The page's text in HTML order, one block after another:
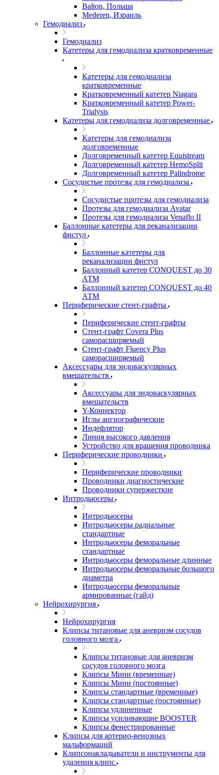
Balton, Польша
Mederen, Израиль
Гемодиализ
Гемодиализ
Катетеры для гемодиализа кратковременные
Катетеры для гемодиализа
кратковременные
Кратковременный катетер Niagara
Кратковременный катетер Power-
Trialysis
Катетеры для гемодиализа долговременные
Катетеры для гемодиализа
долговременные
Долговременный катетер Equistream
Долговременный катетер HemoSplit
Долговременный катетер Palindrome
Сосудистые протезы для гемодиализа
Сосудистые протезы для гемодиализа
Протезы для гемодиализа Avatar
Протезы для гемодиализа Venaflo II
Баллонные катетеры для реканализации
фистул
Баллонные катетеры для
реканализации фистул
Баллонный катетер CONQUEST до 30
АТМ
Баллонный катетер CONQUEST до 40
АТМ
Периферические стент-графты
Периферические стент-графты
Стент-графт Covera Plus
саморасширяемый
Стент-графт Fluency Plus
саморасширяемый
Аксессуары для эндоваскулярных
вмешательств
Аксессуары для эндоваскулярных
вмешательств
Y-Коннектор
Иглы ангиографические
Индефлятор
Линия высокого давления
Устройство для вращения проводника
Периферические проводники
Периферические проводники
Проводники диагностические
Проводники супержесткие
Интродьюсеры
Интродьюсеры
Интродьюсеры радиальные
стандартные
Интродьюсеры феморальные
стандартные
Интродьюсеры феморальные длинные
Интродьюсеры феморальные большого
диаметра
Интродьюсеры феморальные
армированные (гайд)
Нейрохирургия
Нейрохирургия
Клипсы титановые для аневризм сосудов
головного мозга
Клипсы титановые для аневризм
сосудов головного мозга
Клипсы Мини (временные)
Клипсы Мини (постоянные)
Клипсы стандартные (временные)
Клипсы стандартные (постоянные)
Клипсы удлиненные
Клипсы усиливающие BOOSTER
Клипсы фенестрированные
Клипсы для артерио-венозных
мальформаций
Клипсонакладыватели и инструменты для
удаления клипс